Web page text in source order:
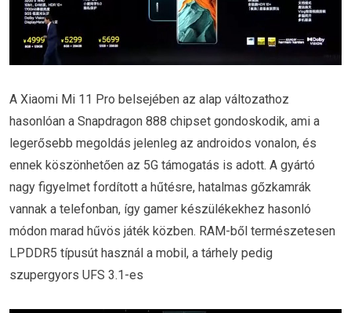
A Xiaomi Mi 11 Pro belsejében az alap változathoz
hasonlóan a Snapdragon 888 chipset gondoskodik, ami a
legerősebb megoldás jelenleg az androidos vonalon, és
ennek köszönhetően az 5G támogatás is adott. A gyártó
nagy figyelmet fordított a hűtésre, hatalmas gőzkamrák
vannak a telefonban, így gamer készülékekhez hasonló
módon marad hűvös játék közben. RAM-ből természetesen
LPDDR5 típusút használ a mobil, a tárhely pedig
szupergyors UFS 3.1-es